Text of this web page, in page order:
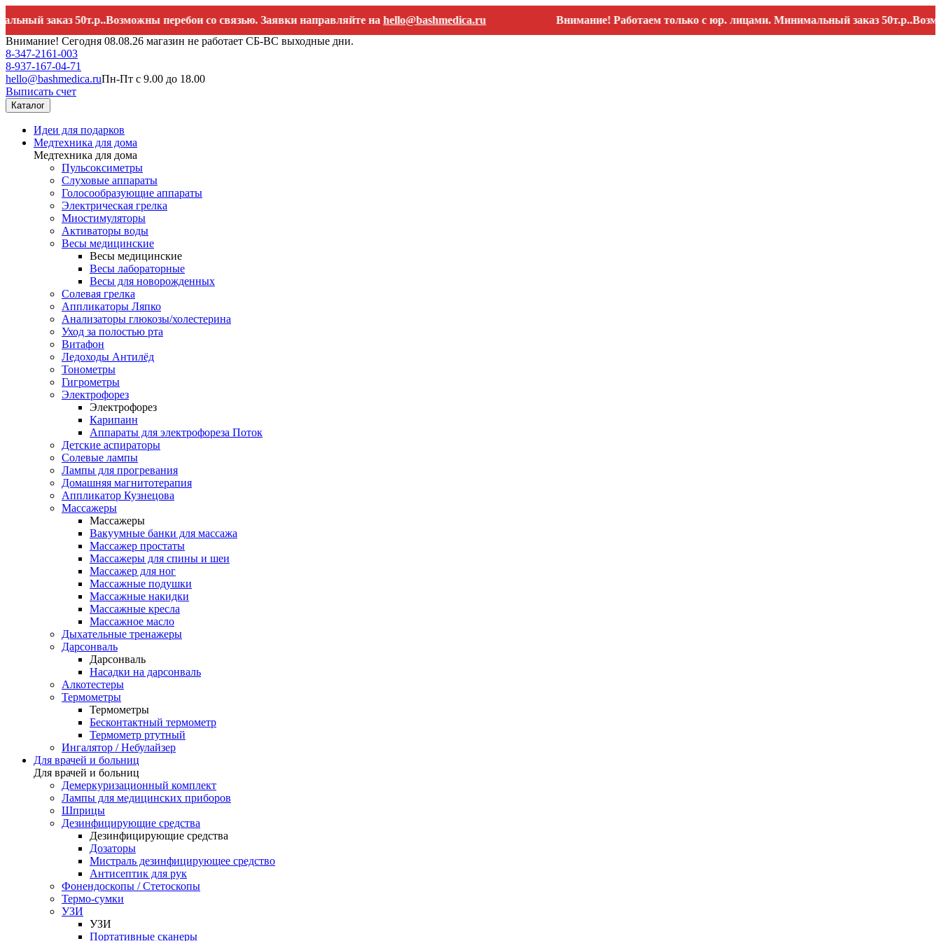
50т.р..Возможны перебои со связью. Заявки направляйте наhello@bashmedica.ru
Внимание! Работаем только с юр. лицами. Минимальный заказ 50т.р..Возможны
Внимание! Сегодня 08.08.26 магазин не работает СБ-ВС выходные дни.
8-347-2161-003
8-937-167-04-71
hello@bashmedica.ruПн-Пт с 9.00 до 18.00
Выписать счет
Каталог
Идеи для подарков
Медтехника для дома
Медтехника для дома
Пульсоксиметры
Слуховые аппараты
Голосообразующие аппараты
Электрическая грелка
Миостимуляторы
Активаторы воды
Весы медицинские
Весы медицинские
Весы лабораторные
Весы для новорожденных
Солевая грелка
Аппликаторы Ляпко
Анализаторы глюкозы/холестерина
Уход за полостью рта
Витафон
Ледоходы Антилёд
Тонометры
Гигрометры
Электрофорез
Электрофорез
Карипаин
Аппараты для электрофореза Поток
Детские аспираторы
Солевые лампы
Лампы для прогревания
Домашняя магнитотерапия
Аппликатор Кузнецова
Массажеры
Массажеры
Вакуумные банки для массажа
Массажер простаты
Массажеры для спины и шеи
Массажер для ног
Массажные подушки
Массажные накидки
Массажные кресла
Массажное масло
Дыхательные тренажеры
Дарсонваль
Дарсонваль
Насадки на дарсонваль
Алкотестеры
Термометры
Термометры
Бесконтактный термометр
Термометр ртутный
Ингалятор / Небулайзер
Для врачей и больниц
Для врачей и больниц
Демеркуризационный комплект
Лампы для медицинских приборов
Шприцы
Дезинфицирующие средства
Дезинфицирующие средства
Дозаторы
Мистраль дезинфицирующее средство
Антисептик для рук
Фонендоскопы / Стетоскопы
Термо-сумки
УЗИ
УЗИ
Портативные сканеры